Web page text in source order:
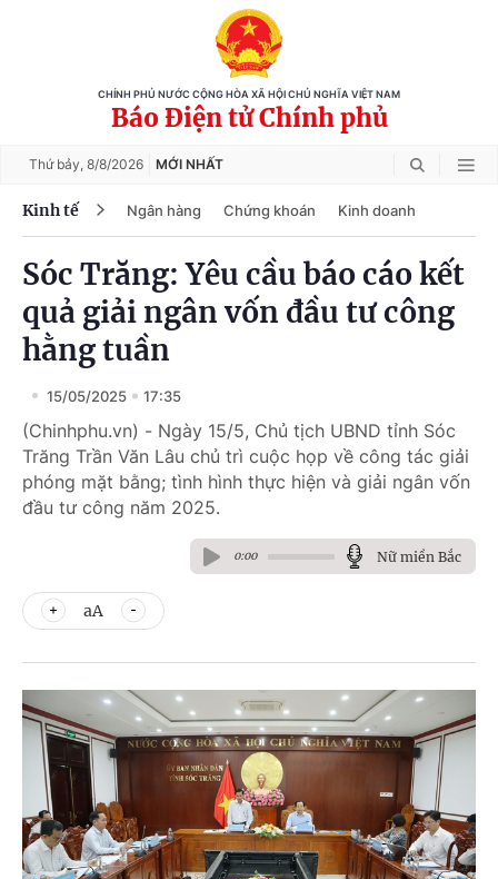
CHÍNH PHỦ NƯỚC CỘNG HÒA XÃ HỘI CHỦ NGHĨA VIỆT NAM
Báo Điện tử Chính phủ
Thứ bảy, 8/8/2026 MỚI NHẤT
Kinh tế Ngân hàng Chứng khoán Kinh doanh
Sóc Trăng: Yêu cầu báo cáo kết
quả giải ngân vốn đầu tư công
hằng tuần
15/05/2025 17:35
(Chinhphu.vn) - Ngày 15/5, Chủ tịch UBND tỉnh Sóc
Trăng Trần Văn Lâu chủ trì cuộc họp về công tác giải
phóng mặt bằng; tình hình thực hiện và giải ngân vốn
đầu tư công năm 2025.
0:00 Nữ miền Bắc
aA